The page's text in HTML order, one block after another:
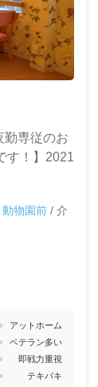
勤専従のお
す！】2021
物園前 / 介
アットホーム
ベテラン多い
即戦力重視
テキパキ